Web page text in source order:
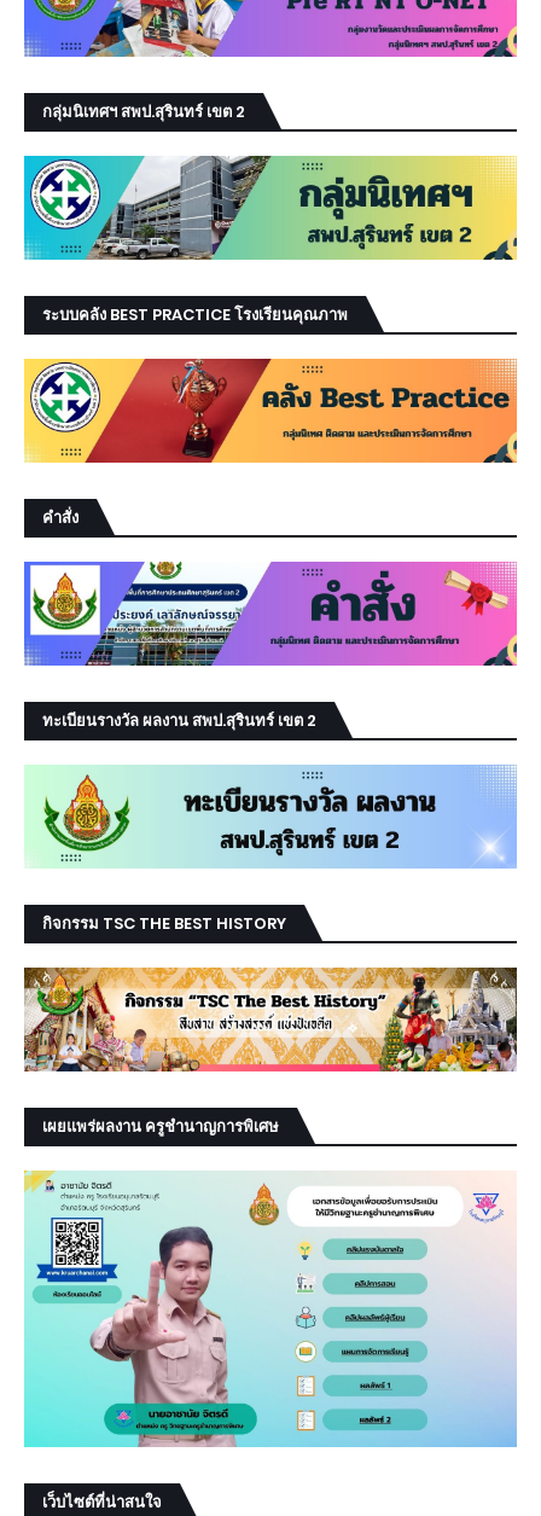
กลุ่มนิเทศฯ สพป.สุรินทร์ เขต 2
ระบบคลัง BEST PRACTICE โรงเรียนคุณภาพ
คำสั่ง
ทะเบียนรางวัล ผลงาน สพป.สุรินทร์ เขต 2
กิจกรรม TSC THE BEST HISTORY
เผยแพร่ผลงาน ครูชำนาญการพิเศษ
เว็บไซต์ที่น่าสนใจ